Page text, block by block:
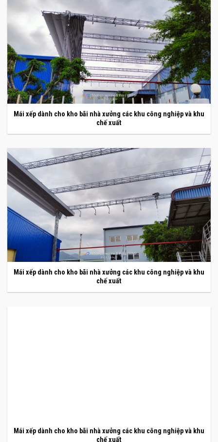
Mái xếp dành cho kho bãi nhà xưởng các khu công nghiệp và khu
chế xuất
Mái xếp dành cho kho bãi nhà xưởng các khu công nghiệp và khu
chế xuất
Mái xếp dành cho kho bãi nhà xưởng các khu công nghiệp và khu
chế xuất